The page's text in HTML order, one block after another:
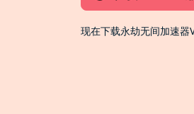
现在下载永劫无间加速器